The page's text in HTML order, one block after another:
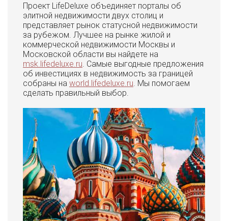
Проект LifeDeluxe объединяет порталы об
элитной недвижимости двух столиц и
представляет рынок статусной недвижимости
за рубежом. Лучшее на рынке жилой и
коммерческой недвижимости Москвы и
Московской области вы найдете на
msk.lifedeluxe.ru . Самые выгодные предложения
об инвестициях в недвижимость за границей
собраны на world.lifedeluxe.ru . Мы помогаем
сделать правильный выбор.